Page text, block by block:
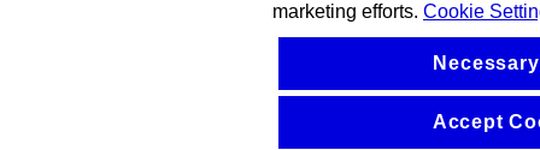
marketing efforts. Cookie
Accept